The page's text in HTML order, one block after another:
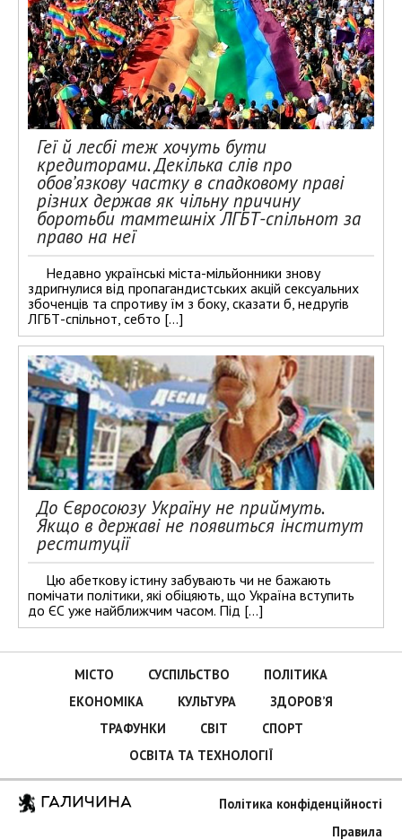
Геї й лесбі теж хочуть бути
кредиторами. Декілька слів про
обов’язкову частку в спадковому праві
різних держав як чільну причину
боротьби тамтешніх ЛГБТ-спільнот за
право на неї
Недавно українські міста-мільйонники знову
здригнулися від пропагандистських акцій сексуальних
збоченців та спротиву їм з боку, сказати б, недругів
ЛГБТ-спільнот, себто […]
До Євросоюзу Україну не приймуть.
Якщо в державі не появиться інститут
реституції
Цю абеткову істину забувають чи не бажають
помічати політики, які обіцяють, що Україна вступить
до ЄС уже найближчим часом. Під […]
МІСТО СУСПІЛЬСТВО
ПОЛІТИКА
ЕКОНОМІКА
КУЛЬТУРА
ЗДОРОВ’Я
ТРАФУНКИ
СВІТ
СПОРТ
ОСВІТА ТА ТЕХНОЛОГІЇ
ГАЛИЧИНА
Політика конфіденційності
Правила